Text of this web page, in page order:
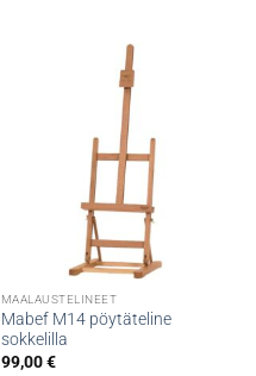
MAALAUSTELINEET
Mabef M14 pöytäteline
sokkelilla
99,00€